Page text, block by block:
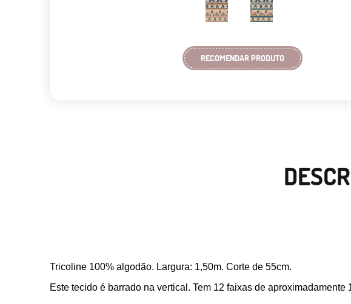
RECOMENDAR PRODUTO
Tricoline 100% algodão. Largura: 1,50m. Corte de 55cm.
Este tecido é barrado na vertical. Tem 12 faixas de aproximadamente